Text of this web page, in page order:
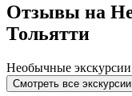
Отзывы на
Тольятти
Необычные
Смотреть все экскурсии